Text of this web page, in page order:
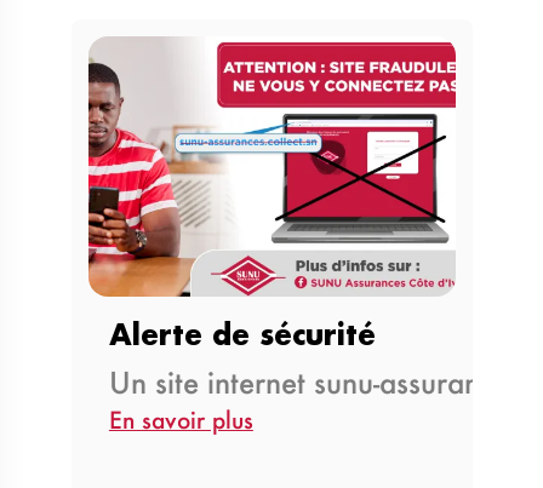
Alerte de sécurité
Un site internet sunu-
En savoir plus